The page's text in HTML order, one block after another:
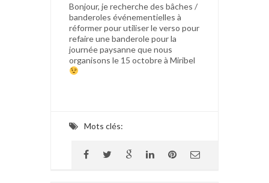
Bonjour, je recherche des bâches /
banderoles événementielles à
réformer pour utiliser le verso pour
refaire une banderole pour la
journée paysanne que nous
organisons le 15 octobre à Miribel
Mots clés: